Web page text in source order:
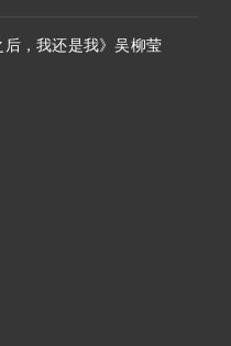
，我还是我》吴柳莹